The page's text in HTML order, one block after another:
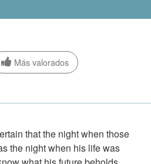
Más valorados
that the night when those
the night when his life was